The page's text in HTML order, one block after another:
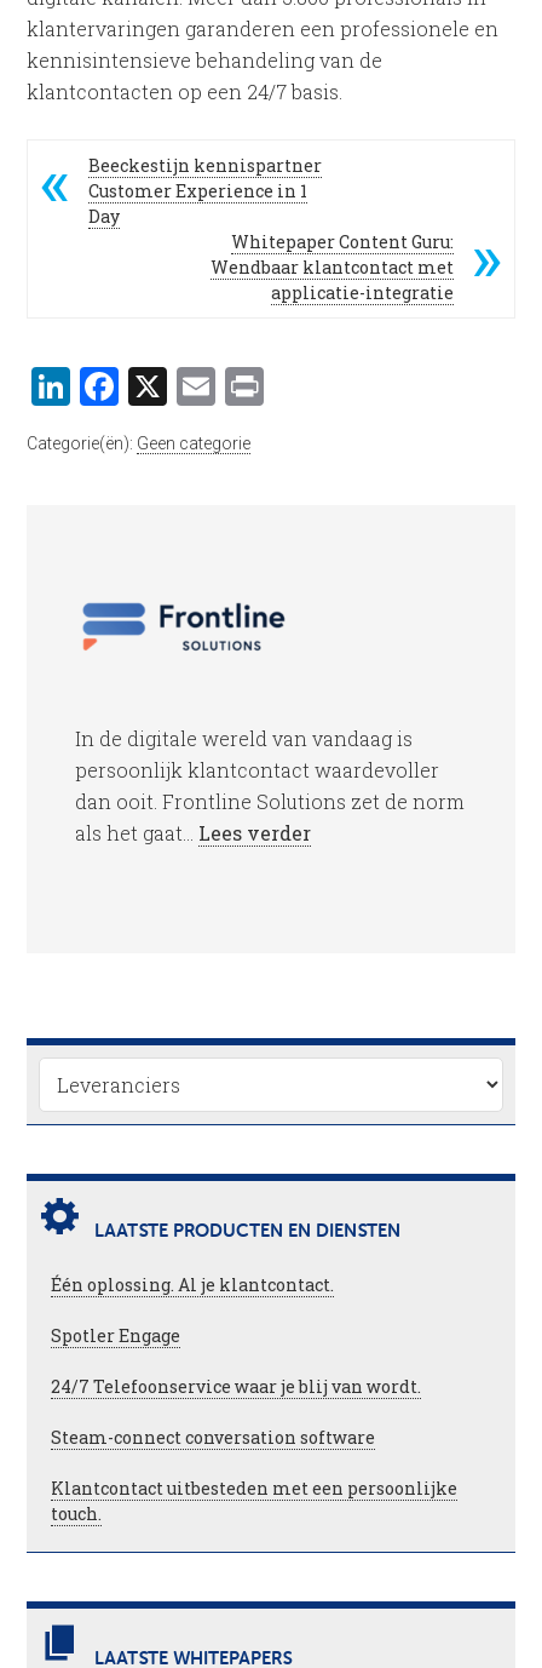
klantervaringen garanderen een professionele en
kennisintensieve behandeling van de
klantcontacten op een 24/7 basis.
Beeckestijn kennispartner
Customer Experience in 1
Day
Whitepaper Content Guru:
Wendbaar klantcontact met
applicatie-integratie
LinkedIn
Facebook
X Email
Categorie(ën): Geen categorie
In de digitale wereld van vandaag is
persoonlijk klantcontact waardevoller
dan ooit. Frontline Solutions zet de norm
als het gaat... Lees verder
LAATSTE PRODUCTEN EN DIENSTEN
Één oplossing. Al je klantcontact.
Spotler Engage
24/7 Telefoonservice waar je blij van wordt.
Steam-connect conversation software
Klantcontact uitbesteden met een persoonlijke
touch.
LAATSTE WHITEPAPERS